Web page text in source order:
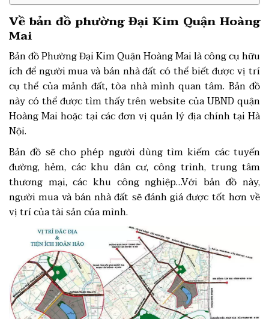
Về bản đồ phường Đại Kim Quận Hoàng
Mai
Bản đồ Phường Đại Kim Quận Hoàng Mai là công cụ hữu
ích để người mua và bán nhà đất có thể biết được vị trí
cụ thể của mảnh đất, tòa nhà mình quan tâm. Bản đồ
này có thể được tìm thấy trên website của UBND quận
Hoàng Mai hoặc tại các đơn vị quản lý địa chính tại Hà
Nội.
Bản đồ sẽ cho phép người dùng tìm kiếm các tuyến
đường, hẻm, các khu dân cư, công trình, trung tâm
thương mại, các khu công nghiệp…Với bản đồ này,
người mua và bán nhà đất sẽ đánh giá được tốt hơn về
vị trí của tài sản của mình.